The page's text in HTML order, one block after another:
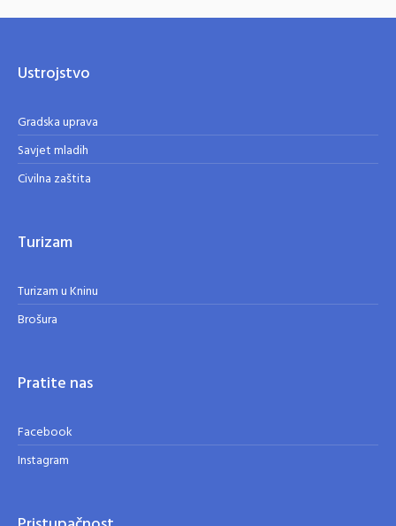
Ustrojstvo
Gradska uprava
Savjet mladih
Civilna zaštita
Turizam
Turizam u Kninu
Brošura
Pratite nas
Facebook
Instagram